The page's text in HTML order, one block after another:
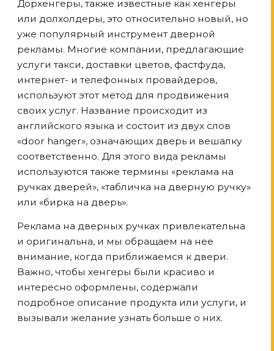
Дорхенгеры, также известные как хенгеры
или долхолдеры, это относительно новый, но
уже популярный инструмент дверной
рекламы. Многие компании, предлагающие
услуги такси, доставки цветов, фастфуда,
интернет- и телефонных провайдеров,
используют этот метод для продвижения
своих услуг. Название происходит из
английского языка и состоит из двух слов
«door hanger», означающих дверь и вешалку
соответственно. Для этого вида рекламы
используются также термины «реклама на
ручках дверей», «табличка на дверную ручку»
или «бирка на дверь».
Реклама на дверных ручках привлекательна
и оригинальна, и мы обращаем на нее
внимание, когда приближаемся к двери.
Важно, чтобы хенгеры были красиво и
интересно оформлены, содержали
подробное описание продукта или услуги, и
вызывали желание узнать больше о них.